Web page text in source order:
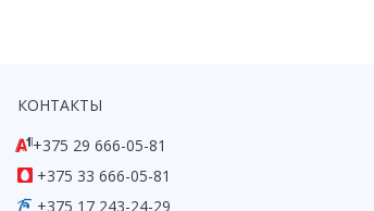
КОНТАКТЫ
+375 29 666-05-81
+375 33 666-05-81
+375 17 243-24-29